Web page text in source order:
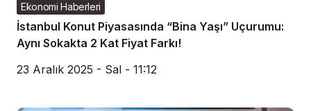
Ekonomi Haberleri
İstanbul Konut Piyasasında “Bina Yaşı” Uçurumu:
Aynı Sokakta 2 Kat Fiyat Farkı!
23 Aralık 2025 - Sal - 11:12